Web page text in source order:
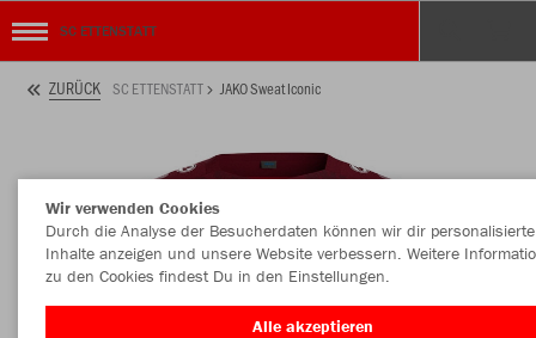
SC ETTENSTATT
ZURÜCK SC ETTENSTATT JAKO Sweat Iconic
Wir verwenden Cookies
Durch die Analyse der Besucherdaten können wir dir personalisierte
Inhalte anzeigen und unsere Website verbessern. Weitere
zu den Cookies findest Du in den Einstellungen.
Alle akzeptieren